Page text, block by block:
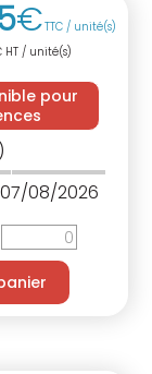
€TTC / unité(s)
HT / unité(s)
pour
08/2026